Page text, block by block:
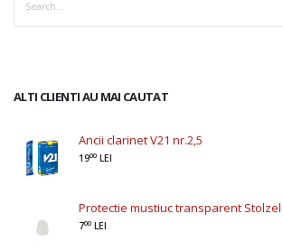
ALTI CLIENTI AU MAI CAUTAT
Ancii clarinet V21 nr.2,5
1900 LEI
Protectie mustiuc transparent Stolzel
700 LEI